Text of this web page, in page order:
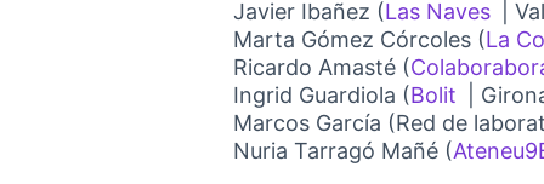
Javier Ibañez (Las Naves
|
Marta Gómez Córcoles (La
Ricardo Amasté (
Ingrid Guardiola (Bolit
|
Marcos García (Red de
Nuria Tarragó Mañé (